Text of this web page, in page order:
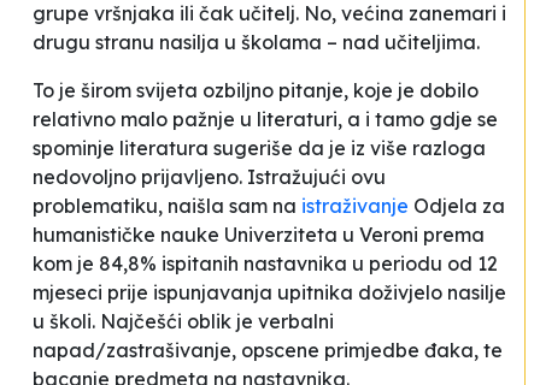
grupe vršnjaka ili čak učitelj. No, većina zanemari i
drugu stranu nasilja u školama – nad učiteljima.
To je širom svijeta ozbiljno pitanje, koje je dobilo
relativno malo pažnje u literaturi, a i tamo gdje se
spominje literatura sugeriše da je iz više razloga
nedovoljno prijavljeno. Istražujući ovu
problematiku, naišla sam na istraživanje Odjela za
humanističke nauke Univerziteta u Veroni prema
kom je 84,8% ispitanih nastavnika u periodu od 12
mjeseci prije ispunjavanja upitnika doživjelo nasilje
u školi. Najčešći oblik je verbalni
napad/zastrašivanje, opscene primjedbe đaka, te
bacanje predmeta na nastavnika.